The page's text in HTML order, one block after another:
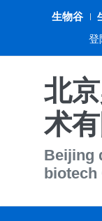
生物谷
登
北
术
Beijing
biotech